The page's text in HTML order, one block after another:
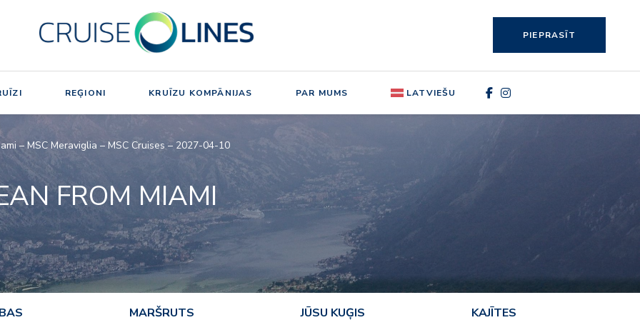
PIEPRASĪT
REĢIONI KRUĪZU KOMPĀNIJAS PAR MUMS LATVIEŠU
– MSC Meraviglia – MSC Cruises – 2027-04-10
FROM MIAMI
MARŠRUTS JŪSU KUĢIS KAJĪTES